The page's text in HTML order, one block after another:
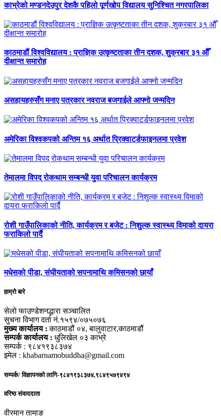
काभ्रेको मण्डनदेउपुर देशकै पहिलो पूर्णखोप विद्यालय सुनिश्चित नगरपालिका
काठमाडौं विश्वविद्यालय : प्राज्ञिक उत्कृष्टताका तीन दशक, शुक्रबार ३१ औँ
दीक्षान्त समारोह
असहायहरुसँग मनाए पत्रकार नवराज बजगाईले आफ्नो जन्मदिन
अमेरिका विश्वकपको अन्तिम १६ अर्थात प्रिक्वाटर्डफाइनलमा प्रवेश
तेमालमा विपद् रोकथाम सम्बन्धी युवा परिचालन कार्यक्रम
रोशी गाउँपालिकाको नीति, कार्यक्रम र बजेट : निशुल्क स्वास्थ्य विमाको दायरा
फराकिलो पार्दै
मधेसको पीडा, संघीयताको सपनामाथि कमिसनको छायाँ
हाम्रो बारे
सेलो फाउण्डेशनद्धारा सञ्चालित
सुचना विभाग दर्ता नं.१५९४/०७५०७६
मुख्य कार्यालय : काठमाडौं ०४, बालुवाटार,काठमाडौं
सम्पर्क कार्यालय : धुलिखेल ०३ काभ्रे
सम्पर्क : ९८४१९३८३७४
इमेल : khabarnamobuddha@gmail.com
सम्पर्क/ विज्ञापनको लागि-९८४१९३८३७४,९८४९५७९४९४
वरिष्ठ संवाददाता
वीरमान तामाङ